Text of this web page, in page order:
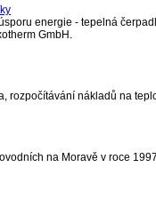
energie - tepelná
GmbH.
rozpočítávání nákladů na
na Moravě v roce